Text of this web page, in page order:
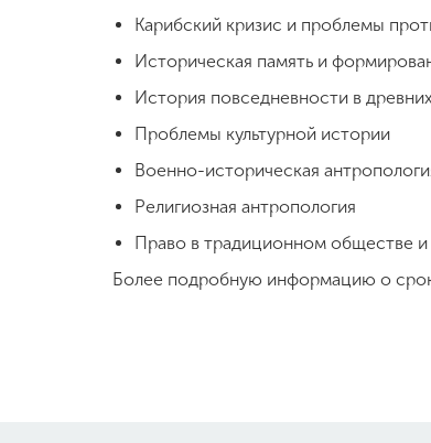
Карибский кризис и проблемы
Историческая память и
История повседневности в
Проблемы культурной истории
Военно-историческая
Религиозная антропология
Право в традиционном обществе
Более подробную информацию о